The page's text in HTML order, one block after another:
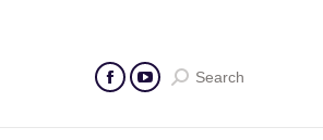
Search